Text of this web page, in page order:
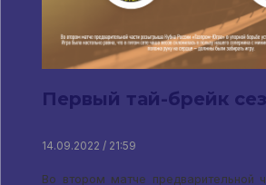
Первый тай-брейк
14.09.2022 / 21:59
Во втором матче предварительной